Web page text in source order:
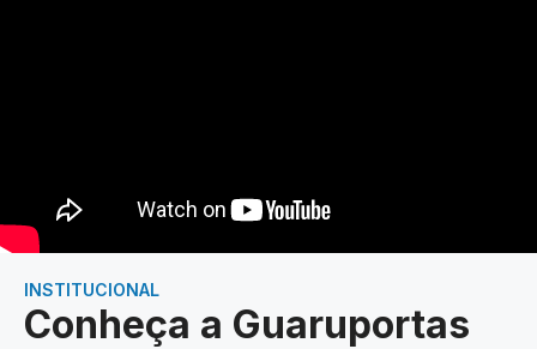
INSTITUCIONAL
Conheça a Guaruportas